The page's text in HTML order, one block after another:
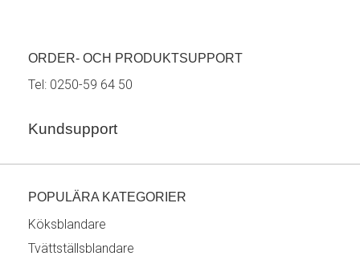
ORDER- OCH PRODUKTSUPPORT
Tel: 0250-59 64 50
Kundsupport
POPULÄRA KATEGORIER
Köksblandare
Tvättställsblandare